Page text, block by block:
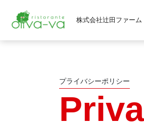
株式会社辻田ファーム
プライバシーポリシー